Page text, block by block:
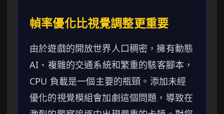
幀率優化比視覺調整更重要
由於遊戲的開放世界人口稠密，擁有動態
AI、複雜的交通系統和繁重的駭客腳本，
CPU 負載是一個主要的瓶頸。添加未經
優化的視覺模組會加劇這個問題，導致在